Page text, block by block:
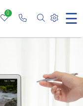
☰
0 Rufen Sie uns an
Nach